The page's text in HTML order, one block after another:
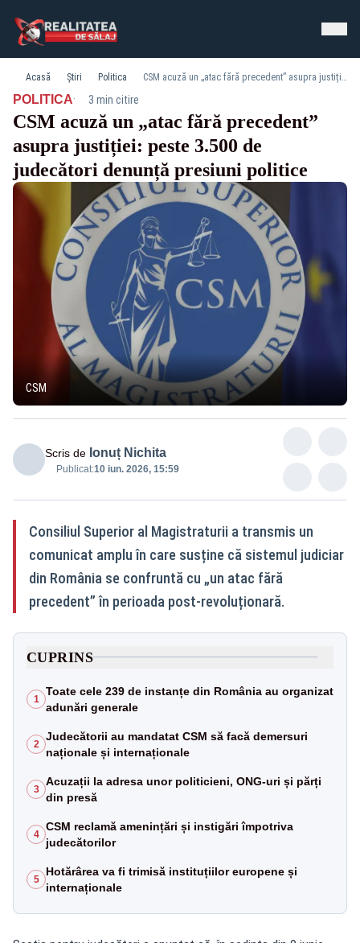
Acasă Știri Politica CSM acuză un „atac fără precedent” asupra justiției: peste 3.500 de judecători denunță presiuni politice
POLITICA· 3 min citire
CSM acuză un „atac fără precedent”
asupra justiției: peste 3.500 de
judecători denunță presiuni politice
CSM
Scris de Ionuț Nichita
Publicat:10 iun. 2026, 15:59
Consiliul Superior al Magistraturii a transmis un
comunicat amplu în care susține că sistemul judiciar
din România se confruntă cu „un atac fără
precedent” în perioada post-revoluționară.
CUPRINS
1
Toate cele 239 de instanțe din România au organizat
adunări generale
2
Judecătorii au mandatat CSM să facă demersuri
naționale și internaționale
3
Acuzații la adresa unor politicieni, ONG-uri și părți
din presă
4
CSM reclamă amenințări și instigări împotriva
judecătorilor
5
Hotărârea va fi trimisă instituțiilor europene și
internaționale